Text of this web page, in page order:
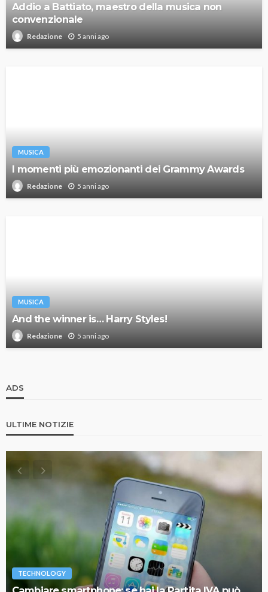
Addio a Battiato, maestro della musica non
convenzionale
Redazione 5 anni ago
MUSICA
I momenti più emozionanti dei Grammy Awards
Redazione 5 anni ago
MUSICA
And the winner is… Harry Styles!
Redazione 5 anni ago
ADS
ULTIME NOTIZIE
TECHNOLOGY